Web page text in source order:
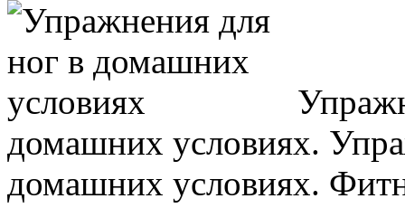
домашних условиях.
домашних условиях.